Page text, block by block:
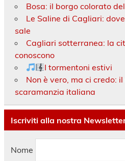
Bosa: il borgo colorato
Le Saline di Cagliari:
sale
Cagliari sotterranea: la
conoscono
I tormentoni estivi
Non è vero, ma ci credo:
scaramanzia italiana
Iscriviti alla nostra
Nome